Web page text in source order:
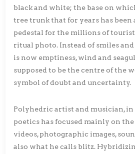
black and white; the base on
tree trunk that for years has been
pedestal for the millions of
ritual photo. Instead of smiles
is now emptiness, wind and
supposed to be the centre of the
symbol of doubt and uncertainty.
Polyhedric artist and musician,
poetics has focused mainly on
videos, photographic images,
also what he calls blitz.